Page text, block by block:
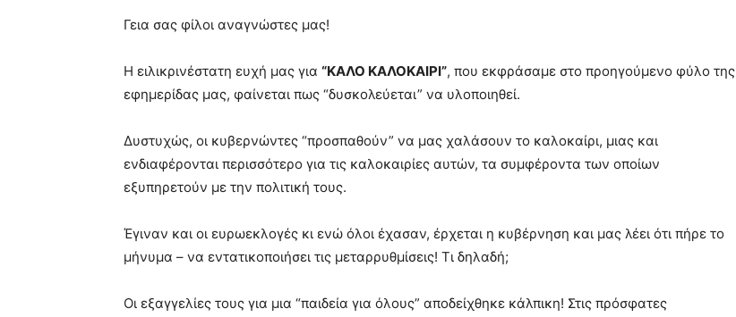
Γεια σας φίλοι αναγνώστες μας!
Η ειλικρινέστατη ευχή μας για “ΚΑΛΟ ΚΑΛΟΚΑΙΡΙ”, που εκφράσαμε στο προηγούμενο φύλο της
εφημερίδας μας, φαίνεται πως “δυσκολεύεται” να υλοποιηθεί.
Δυστυχώς, οι κυβερνώντες “προσπαθούν” να μας χαλάσουν το καλοκαίρι, μιας και
ενδιαφέρονται περισσότερο για τις καλοκαιρίες αυτών, τα συμφέροντα των οποίων
εξυπηρετούν με την πολιτική τους.
Έγιναν και οι ευρωεκλογές κι ενώ όλοι έχασαν, έρχεται η κυβέρνηση και μας λέει ότι πήρε το
μήνυμα – να εντατικοποιήσει τις μεταρρυθμίσεις! Τι δηλαδή;
Οι εξαγγελίες τους για μια “παιδεία για όλους” αποδείχθηκε κάλπικη! Στις πρόσφατες